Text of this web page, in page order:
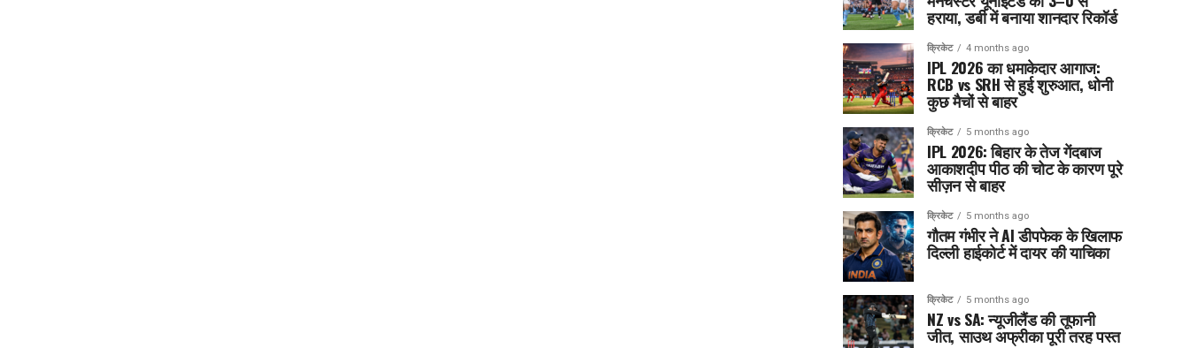
हराया, डर्बी में बनाया शानदार रिकॉर्ड
क्रिकेट 4 months ago
IPL 2026 का धमाकेदार आगाज:
RCB vs SRH से हुई शुरुआत, धोनी
कुछ मैचों से बाहर
क्रिकेट 5 months ago
IPL 2026: बिहार के तेज गेंदबाज
आकाशदीप पीठ की चोट के कारण पूरे
सीज़न से बाहर
क्रिकेट 5 months ago
गौतम गंभीर ने AI डीपफेक के खिलाफ
दिल्ली हाईकोर्ट में दायर की याचिका
क्रिकेट 5 months ago
NZ vs SA: न्यूजीलैंड की तूफानी
जीत, साउथ अफ्रीका पूरी तरह पस्त